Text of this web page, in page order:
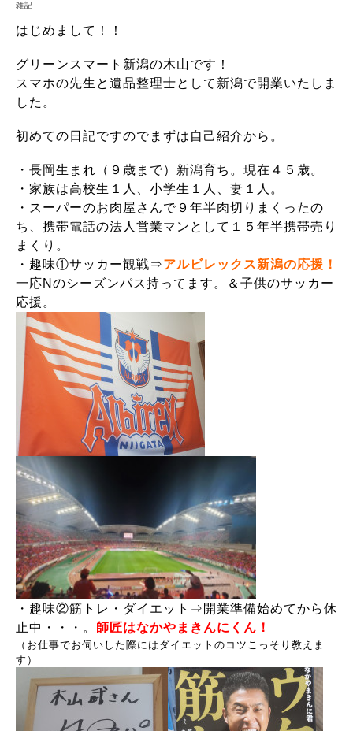
雑記
はじめまして！！
グリーンスマート新潟の木山です！
スマホの先生と遺品整理士として新潟で開業いたしま
した。
初めての日記ですのでまずは自己紹介から。
・長岡生まれ（９歳まで）新潟育ち。現在４５歳。
・家族は高校生１人、小学生１人、妻１人。
・スーパーのお肉屋さんで９年半肉切りまくったの
ち、携帯電話の法人営業マンとして１５年半携帯売り
まくり。
・趣味①サッカー観戦⇒アルビレックス新潟の応援！
一応Nのシーズンパス持ってます。＆子供のサッカー
応援。
・趣味②筋トレ・ダイエット⇒開業準備始めてから休
止中・・・。 師匠はなかやまきんにくん！
（お仕事でお伺いした際にはダイエットのコツこっそり教えま
す）